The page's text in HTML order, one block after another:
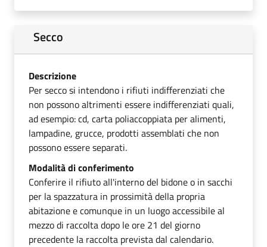
Secco
Descrizione
Per secco si intendono i rifiuti indifferenziati che
non possono altrimenti essere indifferenziati quali,
ad esempio: cd, carta poliaccoppiata per alimenti,
lampadine, grucce, prodotti assemblati che non
possono essere separati.
Modalità di conferimento
Conferire il rifiuto all'interno del bidone o in sacchi
per la spazzatura in prossimità della propria
abitazione e comunque in un luogo accessibile al
mezzo di raccolta dopo le ore 21 del giorno
precedente la raccolta prevista dal calendario.